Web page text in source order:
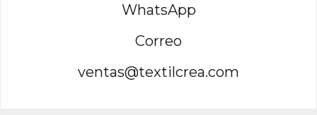
WhatsApp
Correo
ventas@textilcrea.com